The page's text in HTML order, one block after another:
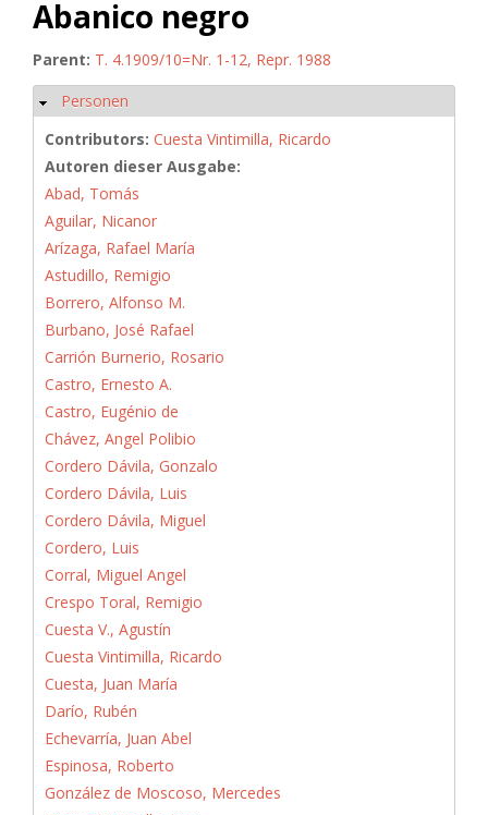
Abanico negro
Parent: T. 4.1909/10=Nr. 1-12, Repr. 1988
Hide
Personen
Contributors: Cuesta Vintimilla, Ricardo
Autoren dieser Ausgabe:
Abad, Tomás
Aguilar, Nicanor
Arízaga, Rafael María
Astudillo, Remigio
Borrero, Alfonso M.
Burbano, José Rafael
Carrión Burnerio, Rosario
Castro, Ernesto A.
Castro, Eugénio de
Chávez, Angel Polibio
Cordero Dávila, Gonzalo
Cordero Dávila, Luis
Cordero Dávila, Miguel
Cordero, Luis
Corral, Miguel Angel
Crespo Toral, Remigio
Cuesta V., Agustín
Cuesta Vintimilla, Ricardo
Cuesta, Juan María
Darío, Rubén
Echevarría, Juan Abel
Espinosa, Roberto
González de Moscoso, Mercedes